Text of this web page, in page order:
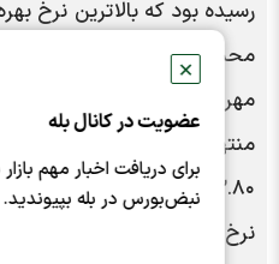
✕
عضویت در کانال بله
برای دریافت اخبار مهم
نبض‌بورس در بله بپیوندید.
رسیده بود که بالاترین نرخ
محسوب می‌شود. بیشترین
مهر ۱۴۰۲ ثبت شده
۲۳.۸۰ درصد افزایش یافته
نرخ سود بین بانکی آغاز شد